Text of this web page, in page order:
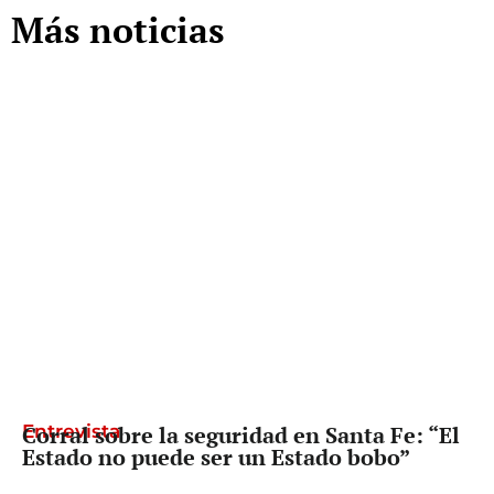
Más noticias
Entrevista
Corral sobre la seguridad en Santa Fe: “El
Estado no puede ser un Estado bobo”